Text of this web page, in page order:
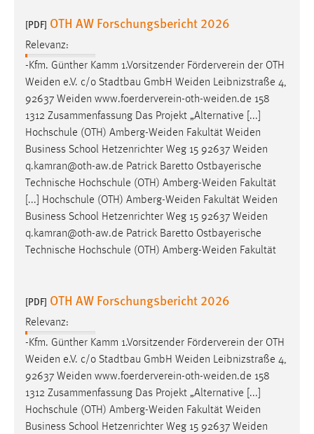
[PDF] OTH AW Forschungsbericht 2026
Relevanz:
-Kfm. Günther Kamm 1.Vorsitzender Förderverein der OTH
Weiden e.V. c/o Stadtbau GmbH Weiden Leibnizstraße 4,
92637 Weiden www.foerderverein-oth-weiden.de 158
1312 Zusammenfassung Das Projekt „Alternative [...]
Hochschule (OTH) Amberg-Weiden Fakultät Weiden
Business School Hetzenrichter Weg 15 92637 Weiden
q.kamran@oth-aw.de Patrick Baretto Ostbayerische
Technische Hochschule (OTH) Amberg-Weiden Fakultät
[...] Hochschule (OTH) Amberg-Weiden Fakultät Weiden
Business School Hetzenrichter Weg 15 92637 Weiden
q.kamran@oth-aw.de Patrick Baretto Ostbayerische
Technische Hochschule (OTH) Amberg-Weiden Fakultät
[PDF] OTH AW Forschungsbericht 2026
Relevanz:
-Kfm. Günther Kamm 1.Vorsitzender Förderverein der OTH
Weiden e.V. c/o Stadtbau GmbH Weiden Leibnizstraße 4,
92637 Weiden www.foerderverein-oth-weiden.de 158
1312 Zusammenfassung Das Projekt „Alternative [...]
Hochschule (OTH) Amberg-Weiden Fakultät Weiden
Business School Hetzenrichter Weg 15 92637 Weiden